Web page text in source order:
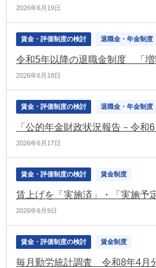
2026年6月19日
賃金・評価制度の検討 退職金・年金制度
2026年6月18日
賃金・評価制度の検討 退職金・年金制度
2026年6月17日
賃金・評価制度の検討 賃金制度
2026年6月9日
賃金・評価制度の検討 賃金制度